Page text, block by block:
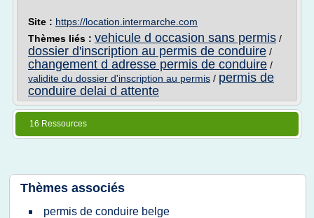
Site : https://location.intermarche.com
Thèmes liés : vehicule d occasion sans permis /
dossier d'inscription au permis de conduire /
changement d adresse permis de conduire /
validite du dossier d'inscription au permis / permis de
conduire delai d attente
16 Ressources
Thèmes associés
permis de conduire belge